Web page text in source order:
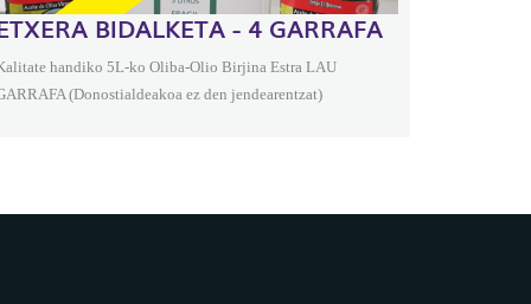
BIDALKETA - 4 GARRAFA
handiko 5L-ko Oliba-Olio Birjina Estra LAU
(Donostialdeakoa ez den jendearentzat)